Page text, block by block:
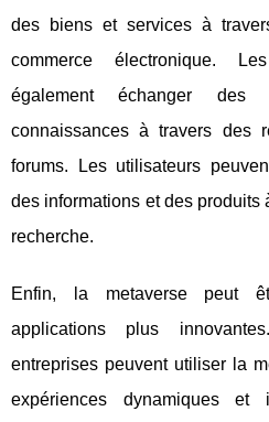
des biens et services à
commerce électronique.
également échanger des
connaissances à travers des
forums. Les utilisateurs
des informations et des produits
recherche.
Enfin, la metaverse peut
applications plus
entreprises peuvent utiliser la
expériences dynamiques et